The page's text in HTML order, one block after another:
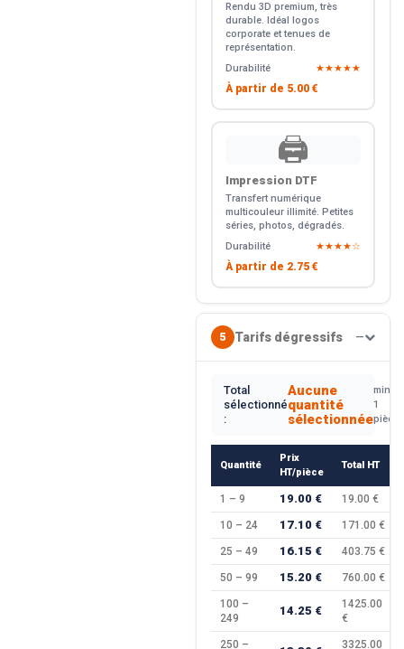
Rendu 3D premium, très
durable. Idéal logos
corporate et tenues de
représentation.
Durabilité
★★★★★
À partir de 5.00 €
🖨️
Impression DTF
Transfert numérique
multicouleur illimité. Petites
séries, photos, dégradés.
Durabilité
★★★★☆
À partir de 2.75 €
5 Tarifs dégressifs —
Total
sélectionné
:
Aucune
quantité
sélectionnée
min.
1
pièce
Quantité
Prix
HT/pièce
Total HT
1 – 9 19.00 € 19.00 €
10 – 24 17.10 € 171.00 €
25 – 49 16.15 € 403.75 €
50 – 99 15.20 € 760.00 €
100 –
249
14.25 €
1425.00
€
250 – 3325.00